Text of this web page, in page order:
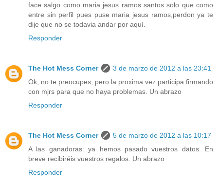
face salgo como maria jesus ramos santos solo que como
entre sin perfil pues puse maria jesus ramos,perdon ya te
dije que no se todavia andar por aquí.
Responder
The Hot Mess Corner
3 de marzo de 2012 a las 23:41
Ok, no te preocupes, pero la proxima vez participa firmando
con mjrs para que no haya problemas. Un abrazo
Responder
The Hot Mess Corner
5 de marzo de 2012 a las 10:17
A las ganadoras: ya hemos pasado vuestros datos. En
breve recibiréis vuestros regalos. Un abrazo
Responder